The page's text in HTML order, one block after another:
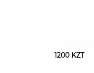
1200 KZT